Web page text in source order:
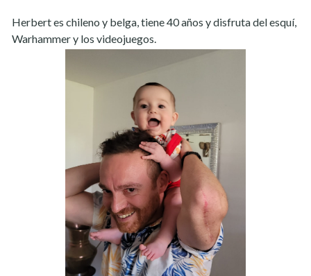
Herbert es chileno y belga, tiene 40 años y disfruta del esquí,
Warhammer y los videojuegos.